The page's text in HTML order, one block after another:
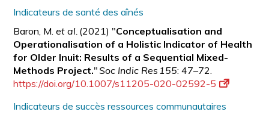
Indicateurs de santé des aînés
Baron, M.et al. (2021) "Conceptualisation and
Operationalisation of a Holistic Indicator of Health
for Older Inuit: Results of a Sequential Mixed-
Methods Project."Soc Indic Res 155: 47–72.
https://doi.org/10.1007/s11205-020-02592-5
Indicateurs de succès ressources communautaires